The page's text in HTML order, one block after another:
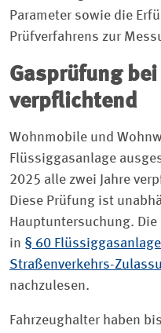
Parameter sowie die
Prüfverfahrens zur
Gasprüfung
verpflichtend
Wohnmobile und
Flüssiggasanlage
2025 alle zwei Jahre
Diese Prüfung ist
Hauptuntersuchung.
in § 60
Straßenverkehrs-
nachzulesen.
Fahrzeughalter haben